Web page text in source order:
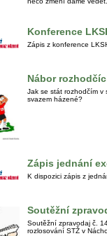
Konference
Zápis z konference
Nábor
Jak se stát rozhodčím v
svazem házené?
Zápis jednání
K dispozici zápis z
Soutěžní
Soutěžní zpravodaj č.
rozlosování STŽ v